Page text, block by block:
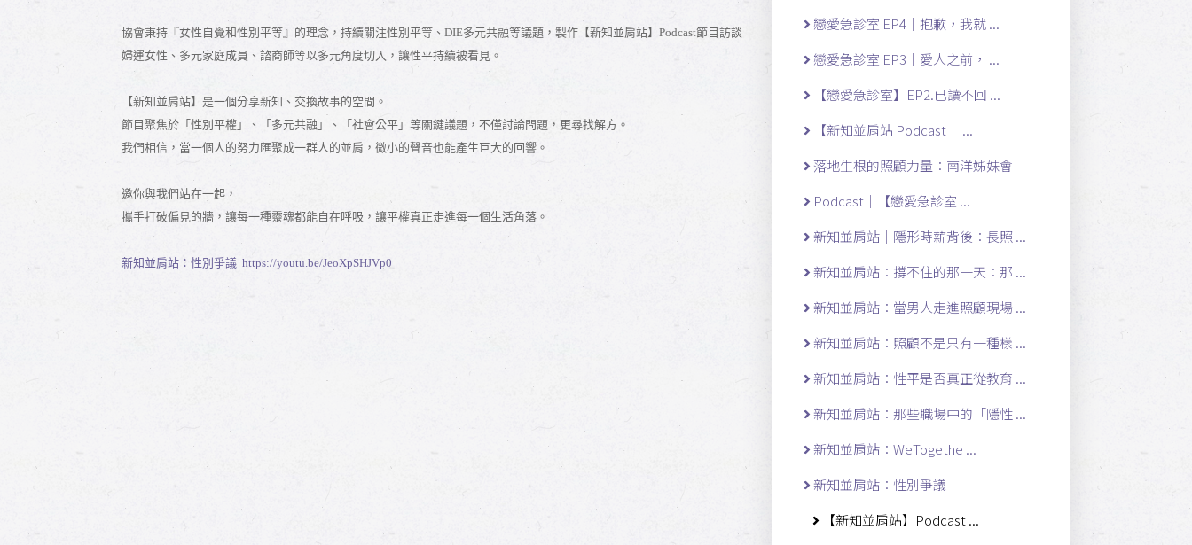
協會秉持『女性自覺和性別平等』的理念，持續關注性別平等、DIE多元共融等議題， 製作【新知並肩站】Podcast節目 訪談
婦運女性 、 多元家庭成員、諮商師等以多元角度切入，讓性平持續被看見。
【新知並肩站】是一個分享新知、交換故事的空間。
節目聚焦於「性別平權」、「多元共融」、「社會公平」等關鍵議題， 不僅討論問題，更尋找解方。
我們相信，當一個人的努力匯聚成一群人的並肩，微小的聲音也能產生巨大的回響。
邀你與我們站在一起，
攜手打破偏見的牆，讓每一種靈魂都能自在呼吸，讓平權真正走進每一個生活角落。
新知並肩站：性別爭議 https://youtu.be/JeoXpSHJVp0
戀愛急診室 EP4｜抱歉，我就 ...
戀愛急診室 EP3｜愛人之前， ...
【戀愛急診室】EP2.已讀不回 ...
【新知並肩站 Podcast｜ ...
落地生根的照顧力量：南洋姊妹會
Podcast｜【戀愛急診室 ...
新知並肩站｜隱形時薪背後：長照 ...
新知並肩站：撐不住的那一天：那 ...
新知並肩站：當男人走進照顧現場 ...
新知並肩站：照顧不是只有一種樣 ...
新知並肩站：性平是否真正從教育 ...
新知並肩站：那些職場中的「隱性 ...
新知並肩站：WeTogethe ...
新知並肩站：性別爭議
【新知並肩站】Podcast ...